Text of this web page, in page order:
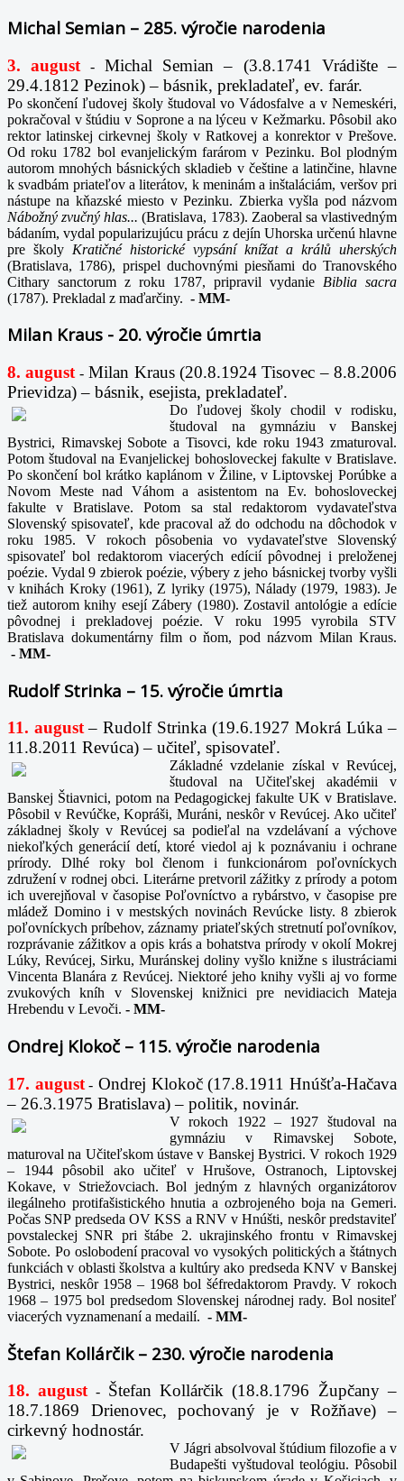
Michal Semian – 285. výročie narodenia
3. august -Michal Semian – (3.8.1741 Vrádište –
29.4.1812 Pezinok) – básnik, prekladateľ, ev. farár.
Po skončení ľudovej školy študoval vo Vádosfalve a v Nemeskéri,
pokračoval v štúdiu v Soprone a na lýceu v Kežmarku. Pôsobil ako
rektor latinskej cirkevnej školy v Ratkovej a konrektor v Prešove.
Od roku 1782 bol evanjelickým farárom v Pezinku. Bol plodným
autorom mnohých básnických skladieb v češtine a latinčine, hlavne
k svadbám priateľov a literátov, k meninám a inštaláciám, veršov pri
nástupe na kňazské miesto v Pezinku. Zbierka vyšla pod názvom
Nábožný zvučný hlas...(Bratislava, 1783). Zaoberal sa vlastivedným
bádaním, vydal popularizujúcu prácu z dejín Uhorska určenú hlavne
pre školy Kratičné historické vypsání knížat a králů uherských
(Bratislava, 1786), prispel duchovnými piesňami do Tranovského
Cithary sanctorum z roku 1787, pripravil vydanie Biblia sacra
(1787). Prekladal z maďarčiny. - MM-
Milan Kraus - 20. výročie úmrtia
8. august -Milan Kraus (20.8.1924 Tisovec – 8.8.2006
Prievidza) – básnik, esejista, prekladateľ.
Do ľudovej školy chodil v rodisku,
študoval na gymnáziu v Banskej
Bystrici, Rimavskej Sobote a Tisovci, kde roku 1943 zmaturoval.
Potom študoval na Evanjelickej bohosloveckej fakulte v Bratislave.
Po skončení bol krátko kaplánom v Žiline, v Liptovskej Porúbke a
Novom Meste nad Váhom a asistentom na Ev. bohosloveckej
fakulte v Bratislave. Potom sa stal redaktorom vydavateľstva
Slovenský spisovateľ, kde pracoval až do odchodu na dôchodok v
roku 1985. V rokoch pôsobenia vo vydavateľstve Slovenský
spisovateľ bol redaktorom viacerých edícií pôvodnej i preloženej
poézie. Vydal 9 zbierok poézie, výbery z jeho básnickej tvorby vyšli
v knihách Kroky (1961), Z lyriky (1975), Nálady (1979, 1983). Je
tiež autorom knihy esejí Zábery (1980). Zostavil antológie a edície
pôvodnej i prekladovej poézie. V roku 1995 vyrobila STV
Bratislava dokumentárny film o ňom, pod názvom Milan Kraus.
- MM-
Rudolf Strinka – 15. výročie úmrtia
11. august – Rudolf Strinka (19.6.1927 Mokrá Lúka –
11.8.2011 Revúca) – učiteľ, spisovateľ.
Základné vzdelanie získal v Revúcej,
študoval na Učiteľskej akadémii v
Banskej Štiavnici, potom na Pedagogickej fakulte UK v Bratislave.
Pôsobil v Revúčke, Kopráši, Muráni, neskôr v Revúcej. Ako učiteľ
základnej školy v Revúcej sa podieľal na vzdelávaní a výchove
niekoľkých generácií detí, ktoré viedol aj k poznávaniu i ochrane
prírody. Dlhé roky bol členom i funkcionárom poľovníckych
združení v rodnej obci. Literárne pretvoril zážitky z prírody a potom
ich uverejňoval v časopise Poľovníctvo a rybárstvo, v časopise pre
mládež Domino i v mestských novinách Revúcke listy. 8 zbierok
poľovníckych príbehov, záznamy priateľských stretnutí poľovníkov,
rozprávanie zážitkov a opis krás a bohatstva prírody v okolí Mokrej
Lúky, Revúcej, Sirku, Muránskej doliny vyšlo knižne s ilustráciami
Vincenta Blanára z Revúcej. Niektoré jeho knihy vyšli aj vo forme
zvukových kníh v Slovenskej knižnici pre nevidiacich Mateja
Hrebendu v Levoči. - MM-
Ondrej Klokoč – 115. výročie narodenia
17. august- Ondrej Klokoč (17.8.1911 Hnúšťa-Hačava
– 26.3.1975 Bratislava) – politik, novinár.
V rokoch 1922 – 1927 študoval na
gymnáziu v Rimavskej Sobote,
maturoval na Učiteľskom ústave v Banskej Bystrici. V rokoch 1929
– 1944 pôsobil ako učiteľ v Hrušove, Ostranoch, Liptovskej
Kokave, v Striežovciach. Bol jedným z hlavných organizátorov
ilegálneho protifašistického hnutia a ozbrojeného boja na Gemeri.
Počas SNP predseda OV KSS a RNV v Hnúšti, neskôr predstaviteľ
povstaleckej SNR pri štábe 2. ukrajinského frontu v Rimavskej
Sobote. Po oslobodení pracoval vo vysokých politických a štátnych
funkciách v oblasti školstva a kultúry ako predseda KNV v Banskej
Bystrici, neskôr 1958 – 1968 bol šéfredaktorom Pravdy. V rokoch
1968 – 1975 bol predsedom Slovenskej národnej rady. Bol nositeľ
viacerých vyznamenaní a medailí. - MM-
Štefan Kollárčik – 230. výročie narodenia
18. august -
Štefan Kollárčik (18.8.1796 Župčany –
18.7.1869 Drienovec, pochovaný je v Rožňave) –
cirkevný hodnostár.
V Jágri absolvoval štúdium filozofie a v
Budapešti vyštudoval teológiu. Pôsobil